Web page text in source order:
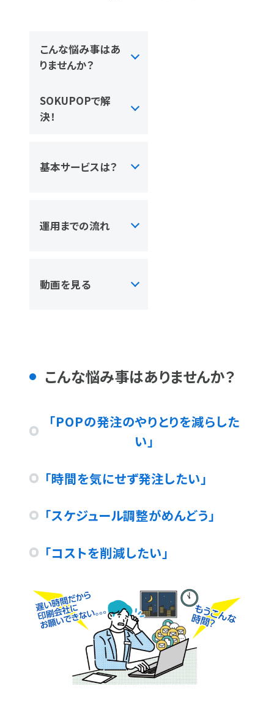
こんな悩み事はあ
りませんか？
SOKUPOPで解
決！
基本サービスは？
運用までの流れ
動画を見る
こんな悩み事はありませんか？
「POPの発注のやりとりを減らした
い」
「時間を気にせず発注したい」
「スケジュール調整がめんどう」
「コストを削減したい」